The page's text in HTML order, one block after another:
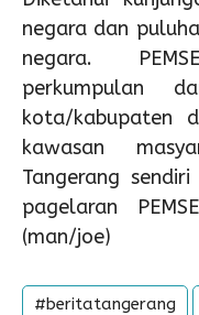
negara dan
negara.
perkumpulan
kota/kabupaten
kawasan
Tangerang
pagelaran
(man/joe)
#beritatangerang